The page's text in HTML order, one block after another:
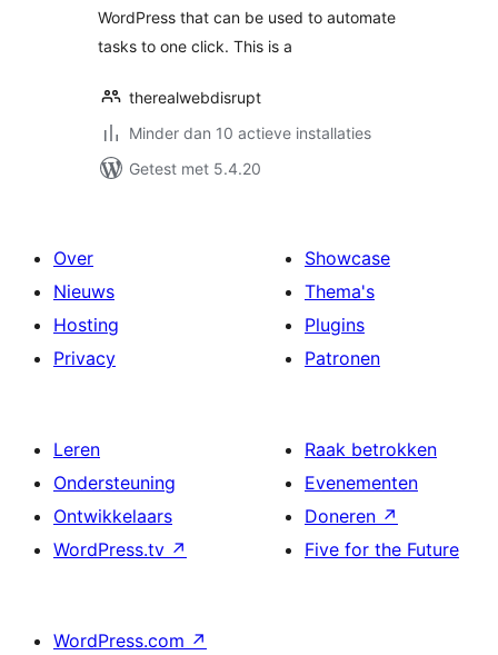
WordPress that can be used to automate
tasks to one click. This is a
therealwebdisrupt
Minder dan 10 actieve installaties
Getest met 5.4.20
Over
Nieuws
Hosting
Privacy
Showcase
Thema's
Plugins
Patronen
Leren
Ondersteuning
Ontwikkelaars
WordPress.tv ↗
Raak betrokken
Evenementen
Doneren ↗
Five for the Future
WordPress.com ↗